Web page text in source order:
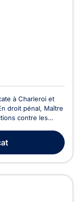
à Charleroi et
droit pénal, Maître
contre les
menaces, coups et